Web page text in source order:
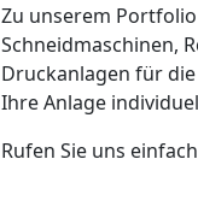
Zu unserem
Schneidmaschinen,
Druckanlagen für
Ihre Anlage
Rufen Sie uns